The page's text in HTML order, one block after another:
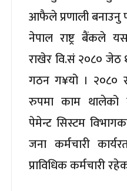
आफैले प्रणाली बनाउनु
नेपाल राष्ट्र बैंकले
राखेर वि.सं २०८० जेठ
गठन ग¥यो । २०८०
रुपमा काम थालेको
पेमेन्ट सिस्टम
जना कर्मचारी
प्राविधिक कर्मचारी